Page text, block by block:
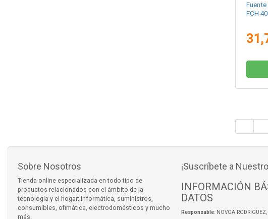
FCH
Sobre Nosotros
Tienda online especializada en todo tipo de
productos relacionados con el ámbito de la
tecnología y el hogar: informática, suministros,
consumibles, ofimática, electrodomésticos y mucho
más.
¡Suscríbete a
INFORMACIÓN
DATOS
Responsable: NOVOA